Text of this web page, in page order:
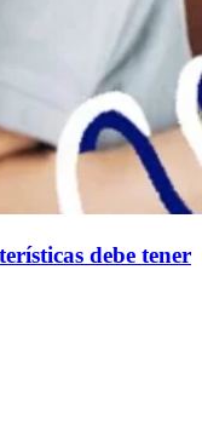
debe tener